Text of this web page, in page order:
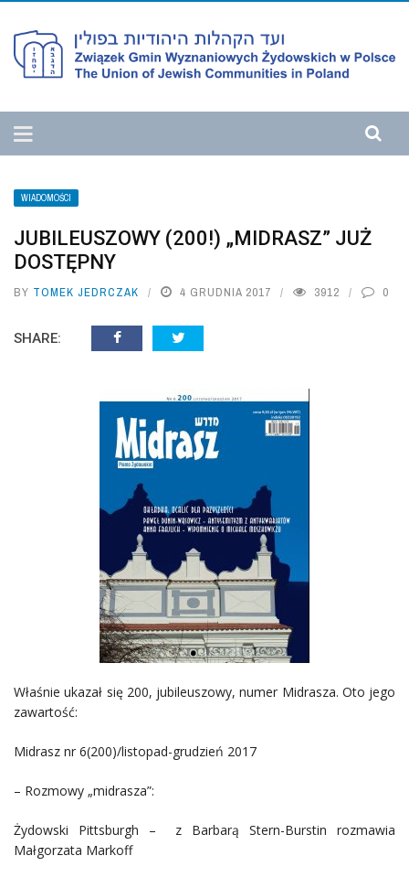
WIADOMOŚCI
JUBILEUSZOWY (200!) „MIDRASZ” JUŻ
DOSTĘPNY
BY TOMEK JEDRCZAK 4 GRUDNIA 2017 3912 0
SHARE:
Właśnie ukazał się 200, jubileuszowy, numer Midrasza. Oto jego
zawartość:
Midrasz nr 6(200)/listopad-grudzień 2017
– Rozmowy „midrasza”:
Żydowski Pittsburgh – z Barbarą Stern-Burstin rozmawia
Małgorzata Markoff